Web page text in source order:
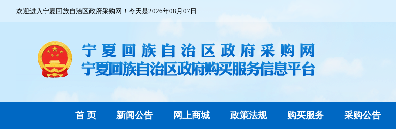
欢迎进入宁夏回族自治区政府采购网！今天是2026年08月07日
首 页 新闻公告 网上商城 政策法规 购买服务 采购公告